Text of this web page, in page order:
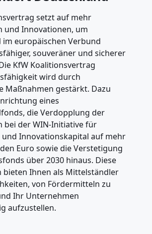
setzt auf mehr
und Innovationen, um
im europäischen Verbund
souveräner und sicherer
KfW Koalitionsvertrag
wird durch
Maßnahmen gestärkt. Dazu
eines
die Verdopplung der
bei der WIN-Initiative für
und Innovationskapital auf mehr
Euro sowie die Verstetigung
über 2030 hinaus. Diese
bieten Ihnen als Mittelständler
von Fördermitteln zu
Ihr Unternehmen
aufzustellen.